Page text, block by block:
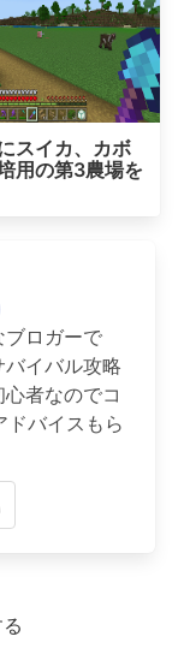
スイカ、カボ
用の第3農場を
ブロガーで
イバル攻略
者なのでコ
バイスもら